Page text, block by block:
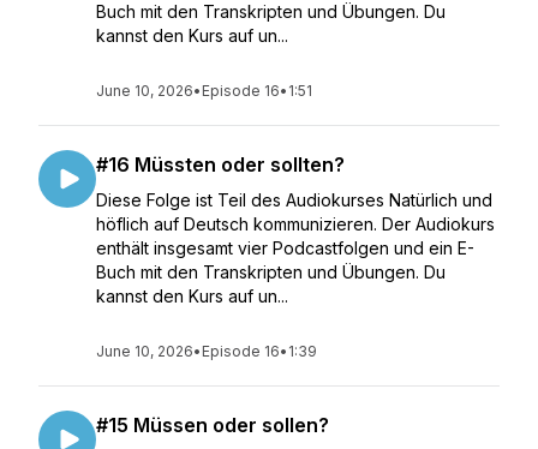
Buch mit den Transkripten und Übungen. Du
kannst den Kurs auf un...
June 10, 2026• Episode 16• 1:51
#16 Müssten oder sollten?
Diese Folge ist Teil des Audiokurses Natürlich und
höflich auf Deutsch kommunizieren. Der Audiokurs
enthält insgesamt vier Podcastfolgen und ein E-
Buch mit den Transkripten und Übungen. Du
kannst den Kurs auf un...
June 10, 2026• Episode 16• 1:39
#15 Müssen oder sollen?